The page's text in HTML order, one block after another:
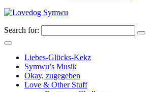
Search for:
Liebes-Glücks-Kekz
Symwu’s Musik
Okay, zugegeben
Love & Other Stuff